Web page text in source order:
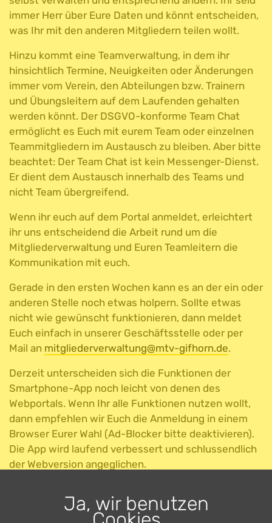
immer Herr über Eure Daten und könnt entscheiden,
was Ihr mit den anderen Mitgliedern teilen wollt.
Hinzu kommt eine Teamverwaltung, in dem ihr
hinsichtlich Termine, Neuigkeiten oder Änderungen
immer vom Verein, den Abteilungen bzw. Trainern
und Übungsleitern auf dem Laufenden gehalten
werden könnt. Der DSGVO-konforme Team Chat
ermöglicht es Euch mit eurem Team oder einzelnen
Teammitgliedern im Austausch zu bleiben. Aber bitte
beachtet: Der Team Chat ist kein Messenger-Dienst.
Er dient dem Austausch innerhalb des Teams und
nicht Team übergreifend.
Wenn ihr euch auf dem Portal anmeldet, erleichtert
ihr uns entscheidend die Arbeit rund um die
Mitgliederverwaltung und Euren Teamleitern die
Kommunikation mit euch.
Gerade in den ersten Wochen kann es an der ein oder
anderen Stelle noch etwas holpern. Sollte etwas
nicht wie gewünscht funktionieren, dann meldet
Euch einfach in unserer Geschäftsstelle oder per
Mail an mitgliederverwaltung@mtv-gifhorn.de.
Derzeit unterscheiden sich die Funktionen der
Smartphone-App noch leicht von denen des
Webportals. Wenn Ihr alle Funktionen nutzen wollt,
dann empfehlen wir Euch die Anmeldung in einem
Browser Eurer Wahl (Ad-Blocker bitte deaktivieren).
Die App wird laufend verbessert und schlussendlich
der Webversion angeglichen.
App-Download
Ja, wir benutzen